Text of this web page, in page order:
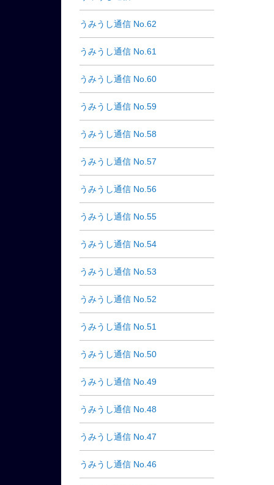
うみうし通信 No.62
うみうし通信 No.61
うみうし通信 No.60
うみうし通信 No.59
うみうし通信 No.58
うみうし通信 No.57
うみうし通信 No.56
うみうし通信 No.55
うみうし通信 No.54
うみうし通信 No.53
うみうし通信 No.52
うみうし通信 No.51
うみうし通信 No.50
うみうし通信 No.49
うみうし通信 No.48
うみうし通信 No.47
うみうし通信 No.46